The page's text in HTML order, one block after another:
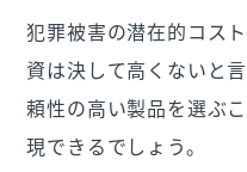
犯罪被害の潜在的コス
資は決して高くないと
頼性の高い製品を選ぶ
現できるでしょう。